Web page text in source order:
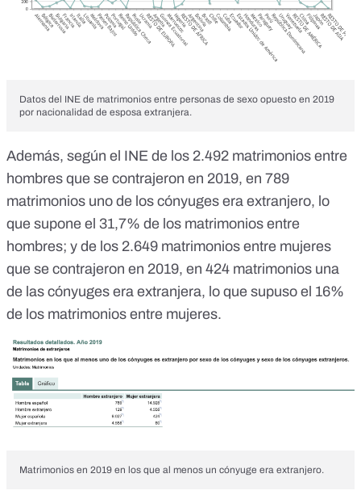
Datos del INE de matrimonios entre personas de sexo opuesto en 2019
por nacionalidad de esposa extranjera.
Además, según el INE de los 2.492 matrimonios entre
hombres que se contrajeron en 2019, en 789
matrimonios uno de los cónyuges era extranjero, lo
que supone el 31,7% de los matrimonios entre
hombres; y de los 2.649 matrimonios entre mujeres
que se contrajeron en 2019, en 424 matrimonios una
de las cónyuges era extranjera, lo que supuso el 16%
de los matrimonios entre mujeres.
Matrimonios en 2019 en los que al menos un cónyuge era extranjero.